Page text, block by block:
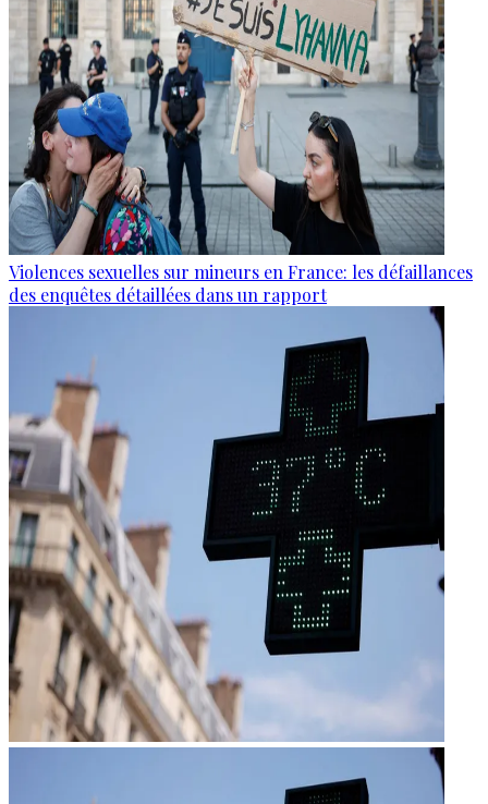
Violences sexuelles sur mineurs en France: les défaillances
des enquêtes détaillées dans un rapport